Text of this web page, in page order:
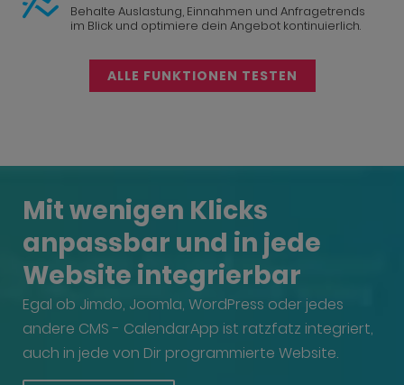
Behalte Auslastung, Einnahmen und Anfragetrends
im Blick und optimiere dein Angebot kontinuierlich.
ALLE FUNKTIONEN TESTEN
Mit wenigen Klicks
anpassbar und in jede
Website integrierbar
Egal ob Jimdo, Joomla, WordPress oder jedes
andere CMS - CalendarApp ist ratzfatz integriert,
auch in jede von Dir programmierte Website.